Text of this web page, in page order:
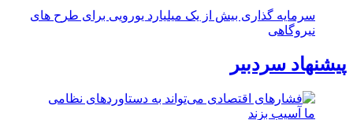
سرمایه گذاری بیش از یک میلیارد یورویی برای طرح های
نیروگاهی
پیشنهاد سردبیر